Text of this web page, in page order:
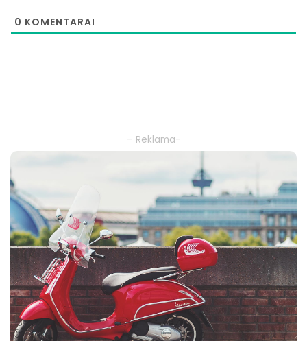
0 KOMENTARAI
– Reklama-